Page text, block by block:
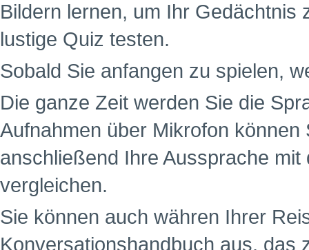
Bildern lernen, um Ihr Gedächtnis
lustige Quiz testen.
Sobald Sie anfangen zu spielen,
Die ganze Zeit werden Sie die
Aufnahmen über Mikrofon
anschließend Ihre Aussprache
vergleichen.
Sie können auch währen Ihrer
Konversationshandbuch aus, das